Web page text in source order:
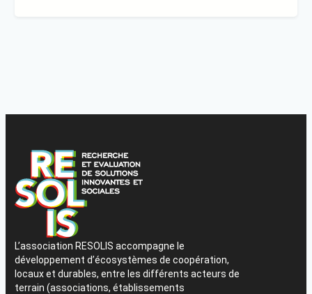
L’association RESOLIS accompagne le
développement d’écosystèmes de coopération,
locaux et durables, entre les différents acteurs de
terrain (associations, établissements